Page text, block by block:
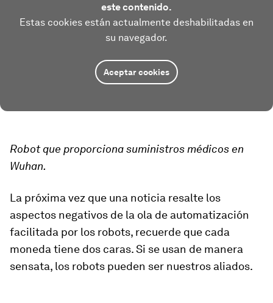
este contenido.
Estas cookies están actualmente deshabilitadas en
su navegador.
Aceptar cookies
Robot que proporciona suministros médicos en
Wuhan.
La próxima vez que una noticia resalte los
aspectos negativos de la ola de automatización
facilitada por los robots, recuerde que cada
moneda tiene dos caras. Si se usan de manera
sensata, los robots pueden ser nuestros aliados.